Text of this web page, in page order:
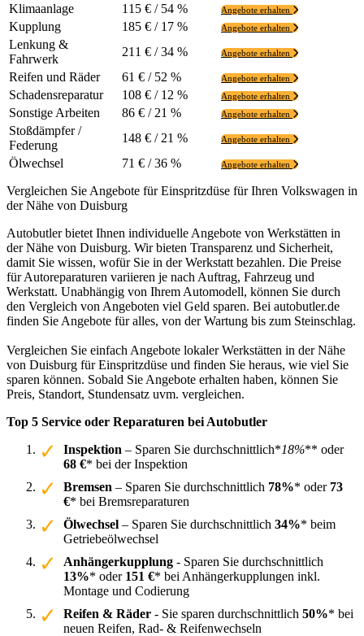
Klimaanlage 115 € / 54 % Angebote erhalten
Kupplung 185 € / 17 % Angebote erhalten
Lenkung &
Fahrwerk
211 € / 34 % Angebote erhalten
Reifen und Räder 61 € / 52 % Angebote erhalten
Schadensreparatur 108 € / 12 % Angebote erhalten
Sonstige Arbeiten 86 € / 21 % Angebote erhalten
Stoßdämpfer /
Federung
148 € / 21 % Angebote erhalten
Ölwechsel 71 € / 36 % Angebote erhalten
Vergleichen Sie Angebote für Einspritzdüse für Ihren Volkswagen in
der Nähe von Duisburg
Autobutler bietet Ihnen individuelle Angebote von Werkstätten in
der Nähe von Duisburg. Wir bieten Transparenz und Sicherheit,
damit Sie wissen, wofür Sie in der Werkstatt bezahlen. Die Preise
für Autoreparaturen variieren je nach Auftrag, Fahrzeug und
Werkstatt. Unabhängig von Ihrem Automodell, können Sie durch
den Vergleich von Angeboten viel Geld sparen. Bei autobutler.de
finden Sie Angebote für alles, von der Wartung bis zum Steinschlag.
Vergleichen Sie einfach Angebote lokaler Werkstätten in der Nähe
von Duisburg für Einspritzdüse und finden Sie heraus, wie viel Sie
sparen können. Sobald Sie Angebote erhalten haben, können Sie
Preis, Standort, Stundensatz uvm. vergleichen.
Top 5 Service oder Reparaturen bei Autobutler
Inspektion – Sparen Sie durchschnittlich*18%** oder
68 €* bei der Inspektion
Bremsen – Sparen Sie durchschnittlich 78%* oder 73
€* bei Bremsreparaturen
Ölwechsel – Sparen Sie durchschnittlich 34%* beim
Getriebeölwechsel
Anhängerkupplung - Sparen Sie durchschnittlich
13%* oder 151 €* bei Anhängerkupplungen inkl.
Montage und Codierung
Reifen & Räder - Sie sparen durchschnittlich 50%* bei
neuen Reifen, Rad- & Reifenwechseln